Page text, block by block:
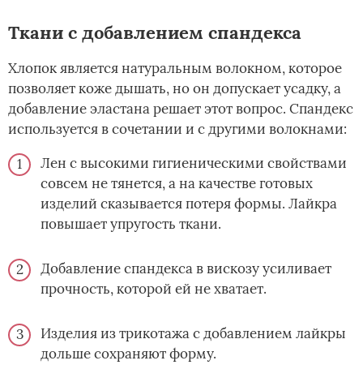
Ткани с добавлением спандекса
Хлопок является натуральным волокном, которое
позволяет коже дышать, но он допускает усадку, а
добавление эластана решает этот вопрос. Спандекс
используется в сочетании и с другими волокнами:
Лен с высокими гигиеническими свойствами
совсем не тянется, а на качестве готовых
изделий сказывается потеря формы. Лайкра
повышает упругость ткани.
Добавление спандекса в вискозу усиливает
прочность, которой ей не хватает.
Изделия из трикотажа с добавлением лайкры
дольше сохраняют форму.